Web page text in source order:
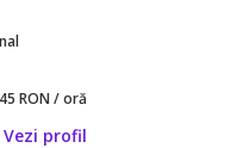
RON / oră
Vezi profil